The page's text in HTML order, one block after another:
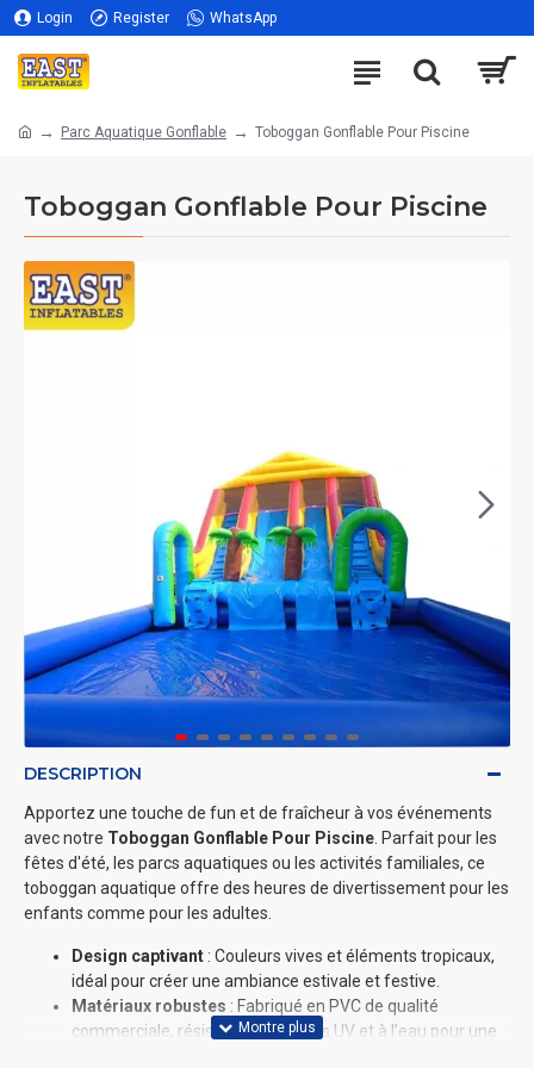
Login Register WhatsApp
Parc Aquatique Gonflable Toboggan Gonflable Pour Piscine
Toboggan Gonflable Pour Piscine
DESCRIPTION
Apportez une touche de fun et de fraîcheur à vos événements
avec notre Toboggan Gonflable Pour Piscine . Parfait pour les
fêtes d'été, les parcs aquatiques ou les activités familiales, ce
toboggan aquatique offre des heures de divertissement pour les
enfants comme pour les adultes.
Design captivant : Couleurs vives et éléments tropicaux,
idéal pour créer une ambiance estivale et festive.
Matériaux robustes : Fabriqué en PVC de qualité
commerciale, résistant aux rayons UV et à l’eau pour une